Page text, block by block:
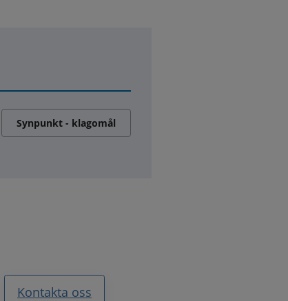
Synpunkt - klagomål
Kontakta oss